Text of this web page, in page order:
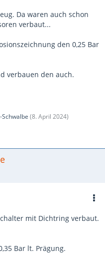
Da waren auch schon
verbaut...
den 0,25 Bar
verbauen den auch.
(8. April 2024)
mit Dichtring verbaut.
Bar lt. Prägung.